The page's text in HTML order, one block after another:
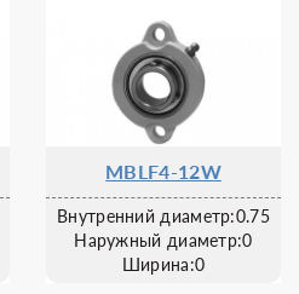
MBLF4-12W
Внутренний диаметр:0.75
Наружный диаметр:0
Ширина:0